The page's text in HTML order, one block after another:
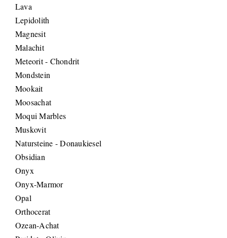
Lava
Lepidolith
Magnesit
Malachit
Meteorit - Chondrit
Mondstein
Mookait
Moosachat
Moqui Marbles
Muskovit
Natursteine - Donaukiesel
Obsidian
Onyx
Onyx-Marmor
Opal
Orthocerat
Ozean-Achat